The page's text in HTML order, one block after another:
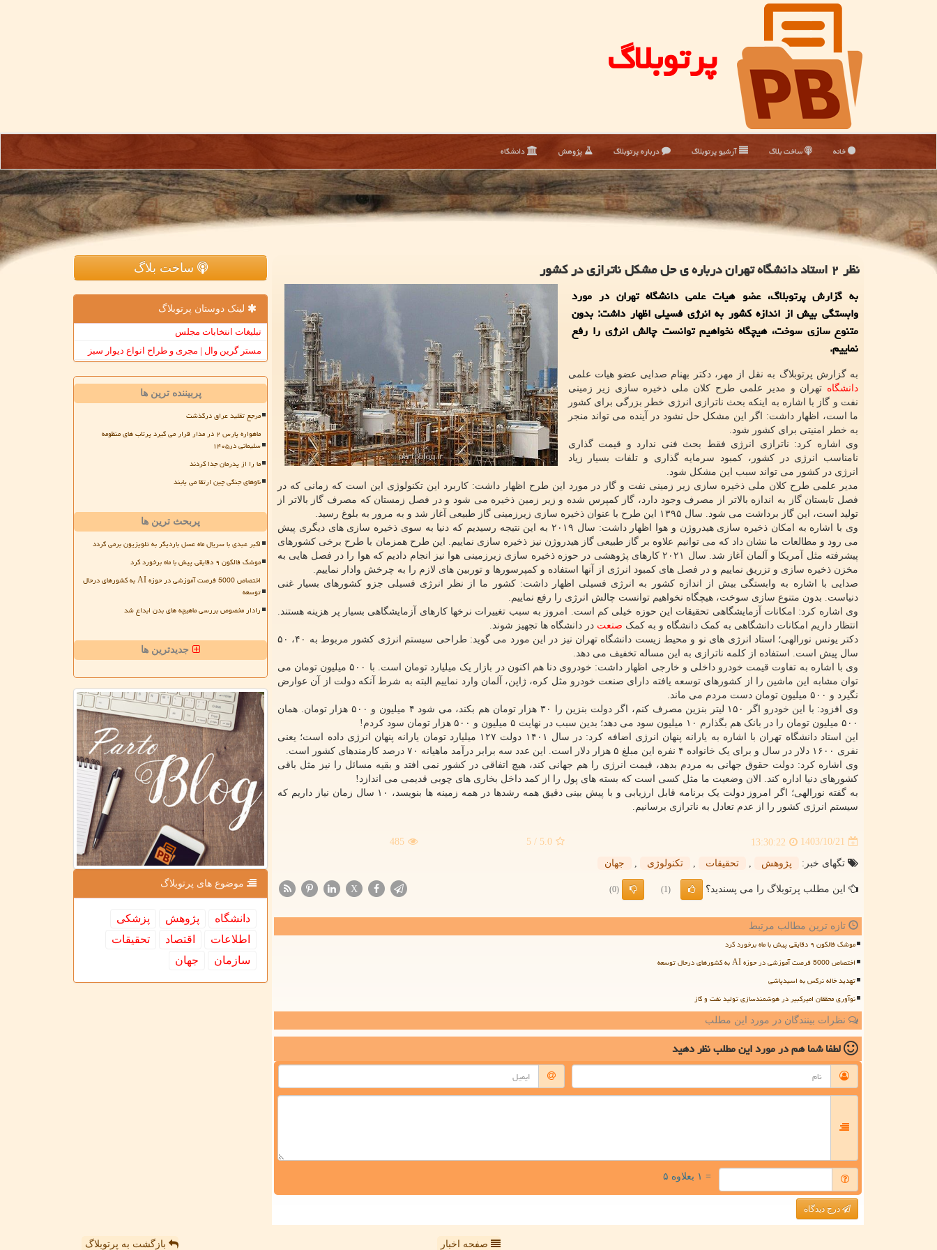
پرتوبلاگ
خانه ساخت بلاگ آرشیو پرتوبلاگ درباره پرتوبلاگ پژوهش دانشگاه
نظر ۲ استاد دانشگاه تهران درباره ی حل مشکل ناترازی در کشور
به گزارش پرتوبلاگ، عضو هیات علمی دانشگاه تهران در مورد
وابستگی بیش از اندازه کشور به انرژی فسیلی اظهار داشت: بدون
متنوع سازی سوخت، هیچگاه نخواهیم توانست چالش انرژی را رفع
نماییم.
به گزارش پرتوبلاگ به نقل از مهر، دکتر بهنام صدایی عضو هیات علمی
دانشگاه تهران و مدیر علمی طرح کلان ملی ذخیره سازی زیر زمینی
نفت و گاز با اشاره به اینکه بحث ناترازی انرژی خطر بزرگی برای کشور
ما است، اظهار داشت: اگر این مشکل حل نشود در آینده می تواند منجر
به خطر امنیتی برای کشور شود.
وی اشاره کرد: ناترازی انرژی فقط بحث فنی ندارد و قیمت گذاری
نامناسب انرژی در کشور، کمبود سرمایه گذاری و تلفات بسیار زیاد
انرژی در کشور می تواند سبب این مشکل شود.
مدیر علمی طرح کلان ملی ذخیره سازی زیر زمینی نفت و گاز در مورد این طرح اظهار داشت: کاربرد این تکنولوژی این است که زمانی که در
فصل تابستان گاز به اندازه بالاتر از مصرف وجود دارد، گاز کمپرس شده و زیر زمین ذخیره می شود و در فصل زمستان که مصرف گاز بالاتر از
تولید است، این گاز برداشت می شود. سال ۱۳۹۵ این طرح با عنوان ذخیره سازی زیرزمینی گاز طبیعی آغاز شد و به مرور به بلوغ رسید.
وی با اشاره به امکان ذخیره سازی هیدروژن و هوا اظهار داشت: سال ۲۰۱۹ به این نتیجه رسیدیم که دنیا به سوی ذخیره سازی های دیگری پیش
می رود و مطالعات ما نشان داد که می توانیم علاوه بر گاز طبیعی گاز هیدروژن نیز ذخیره سازی نماییم. این طرح همزمان با طرح برخی کشورهای
پیشرفته مثل آمریکا و آلمان آغاز شد. سال ۲۰۲۱ کارهای پژوهشی در حوزه ذخیره سازی زیرزمینی هوا نیز انجام دادیم که هوا را در فصل هایی به
مخزن ذخیره سازی و تزریق نماییم و در فصل های کمبود انرژی از آنها استفاده و کمپرسورها و توربین های لازم را به چرخش وادار نماییم.
صدایی با اشاره به وابستگی بیش از اندازه کشور به انرژی فسیلی اظهار داشت: کشور ما از نظر انرژی فسیلی جزو کشورهای بسیار غنی
دنیاست. بدون متنوع سازی سوخت، هیچگاه نخواهیم توانست چالش انرژی را رفع نماییم.
وی اشاره کرد: امکانات آزمایشگاهی تحقیقات این حوزه خیلی کم است. امروز به سبب تغییرات نرخها کارهای آزمایشگاهی بسیار پر هزینه هستند.
انتظار داریم امکانات دانشگاهی به کمک دانشگاه و به کمک صنعت در دانشگاه ها تجهیز شوند.
دکتر یونس نورالهی؛ استاد انرژی های نو و محیط زیست دانشگاه تهران نیز در این مورد می گوید: طراحی سیستم انرژی کشور مربوط به ۴۰، ۵۰
سال پیش است. استفاده از کلمه ناترازی به این مساله تخفیف می دهد.
وی با اشاره به تفاوت قیمت خودرو داخلی و خارجی اظهار داشت: خودروی دنا هم اکنون در بازار یک میلیارد تومان است. با ۵۰۰ میلیون تومان می
توان مشابه این ماشین را از کشورهای توسعه یافته دارای صنعت خودرو مثل کره، ژاپن، آلمان وارد نماییم البته به شرط آنکه دولت از آن عوارض
نگیرد و ۵۰۰ میلیون تومان دست مردم می ماند.
وی افزود: با این خودرو اگر ۱۵۰ لیتر بنزین مصرف کنم، اگر دولت بنزین را ۳۰ هزار تومان هم بکند، می شود ۴ میلیون و ۵۰۰ هزار تومان. همان
۵۰۰ میلیون تومان را در بانک هم بگذارم ۱۰ میلیون سود می دهد؛ بدین سبب در نهایت ۵ میلیون و ۵۰۰ هزار تومان سود کردم!
این استاد دانشگاه تهران با اشاره به یارانه پنهان انرژی اضافه کرد: در سال ۱۴۰۱ دولت ۱۲۷ میلیارد تومان یارانه پنهان انرژی داده است؛ یعنی
نفری ۱۶۰۰ دلار در سال و برای یک خانواده ۴ نفره این مبلغ ۵ هزار دلار است. این عدد سه برابر درآمد ماهیانه ۷۰ درصد کارمندهای کشور است.
وی اشاره کرد: دولت حقوق جهانی به مردم بدهد، قیمت انرژی را هم جهانی کند، هیچ اتفاقی در کشور نمی افتد و بقیه مسائل را نیز مثل باقی
کشورهای دنیا اداره کند. الان وضعیت ما مثل کسی است که بسته های پول را از کمد داخل بخاری های چوبی قدیمی می اندازد!
به گفته نورالهی؛ اگر امروز دولت یک برنامه قابل ارزیابی و با پیش بینی دقیق همه رشدها در همه زمینه ها بنویسد، ۱۰ سال زمان نیاز داریم که
سیستم انرژی کشور را از عدم تعادل به ناترازی برسانیم.
1403/10/21
13:30:22
5.0
/ 5
485
تگهای خبر: پژوهش , تحقیقات , تكنولوژی , جهان
این مطلب پرتوبلاگ را می پسندید؟ (1)
(0)
X
تازه ترین مطالب مرتبط
موشک فالکون ۹ دقایقی پیش با ماه برخورد کرد
اختصاص 5000 فرصت آموزشی در حوزه AI به کشورهای درحال توسعه
تهدید خاله نرگس به اسیدپاشی
نوآوری محققان امیرکبیر در هوشمندسازی تولید نفت و گاز
نظرات بینندگان در مورد این مطلب
لطفا شما همدر مورد این مطلبنظر دهید
= ۱ بعلاوه ۵
درج دیدگاه
ساخت بلاگ
لینک دوستان پرتوبلاگ
تبلیغات انتخابات مجلس
مستر گرین وال | مجری و طراح انواع دیوار سبز
پربیننده ترین ها
مرجع تقلید عراق درگذشت
ماهواره پارس ۲ در مدار قرار می گیرد پرتاب های منظومه
سلیمانی در۱۴۰۵
ما را از پدرمان جدا کردند
ناوهای جنگی چین ارتقا می یابند
پربحث ترین ها
اکبر عبدی با سریال ماه عسل باردیگر به تلویزیون برمی گردد
موشک فالکون ۹ دقایقی پیش با ماه برخورد کرد
اختصاص 5000 فرصت آموزشی در حوزه AI به کشورهای درحال
توسعه
رادار مخصوص بررسی ماهیچه های بدن ابداع شد
جدیدترین ها
موضوع های پرتوبلاگ
دانشگاه پژوهش
پزشكی
اطلاعات
اقتصاد
تحقیقات
سازمان
جهان
صفحه اخبار بازگشت به پرتوبلاگ